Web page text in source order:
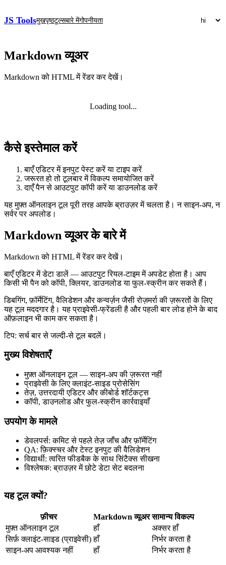
JS Toolsमुखपृष्ठटूल्सबारे मेंगोपनीयता
Markdown व्यूअर
Markdown को HTML में रेंडर कर देखें।
Loading tool...
कैसे इस्तेमाल करें
बाएँ एडिटर में इनपुट पेस्ट करें या टाइप करें
जरूरत हो तो टूलबार में विकल्प समायोजित करें
दाएँ पैन से आउटपुट कॉपी करें या डाउनलोड करें
यह मुफ़्त ऑनलाइन टूल पूरी तरह आपके ब्राउज़र में चलता है। न साइन‑अप, न
सर्वर पर अपलोड।
Markdown व्यूअर के बारे में
Markdown को HTML में रेंडर कर देखें।
बाएँ एडिटर में डेटा डालें — आउटपुट रियल‑टाइम में अपडेट होता है। आप
किसी भी पैन को कॉपी, क्लियर, डाउनलोड या फुल‑स्क्रीन कर सकते हैं।
डिबगिंग, फ़ॉर्मेटिंग, वैलिडेशन और कन्वर्ज़न जैसी रोज़मर्रा की ज़रूरतों के लिए
यह टूल मददगार है। यह प्राइवेसी‑फ्रेंडली है और पहली बार लोड होने के बाद
ऑफ़लाइन भी काम कर सकता है।
टिप: सर्च बार से जल्दी‑से टूल बदलें।
मुख्य विशेषताएँ
मुफ़्त ऑनलाइन टूल — साइन‑अप की ज़रूरत नहीं
प्राइवेसी के लिए क्लाइंट‑साइड प्रोसेसिंग
तेज़, उत्तरदायी एडिटर और कीबोर्ड शॉर्टकट्स
कॉपी, डाउनलोड और फुल‑स्क्रीन कार्रवाइयाँ
उपयोग के मामले
डेवलपर्स: कमिट से पहले तेज़ जाँच और फ़ॉर्मेटिंग
QA: फ़िक्स्चर और टेस्ट इनपुट की वैलिडेशन
विद्यार्थी: त्वरित फीडबैक के साथ सिंटैक्स सीखना
विश्लेषक: ब्राउज़र में छोटे डेटा सेट बदलना
यह टूल क्यों?
फ़ीचर Markdown व्यूअर सामान्य विकल्प
मुफ़्त ऑनलाइन टूल
हाँ
अक्सर हाँ
सिर्फ़ क्लाइंट‑साइड (प्राइवेसी) हाँ
निर्भर करता है
साइन‑अप आवश्यक नहीं
हाँ निर्भर करता है